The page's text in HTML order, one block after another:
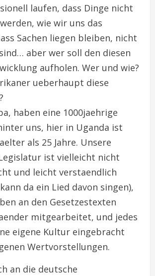
laufen, dass Dinge nicht
wie wir uns das
Sachen liegen bleiben, nicht
aber wer soll den diesen
aufholen. Wer und wie?
ueberhaupt diese
haben eine 1000jaehrige
uns, hier in Uganda ist
als 25 Jahre. Unsere
ist vielleicht nicht
und leicht verstaendlich
da ein Lied davon singen),
an den Gesetzestexten
mitgearbeitet, und jedes
eigene Kultur eingebracht
Wertvorstellungen.
an die deutsche